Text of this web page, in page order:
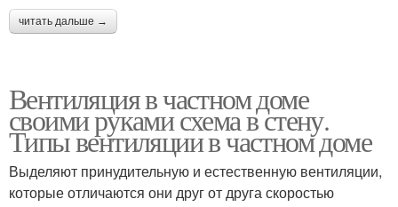
читать дальше →
Вентиляция в частном доме
своими руками схема в стену.
Типы вентиляции в частном доме
Выделяют принудительную и естественную вентиляции,
которые отличаются они друг от друга скоростью